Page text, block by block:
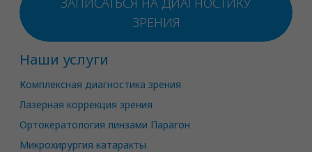
ЗРЕНИЯ
Наши услуги
Комплексная диагностика зрения
Лазерная коррекция зрения
Ортокератология линзами Парагон
Микрохирургия катаракты